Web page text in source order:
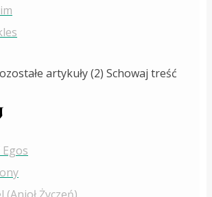
artykuły (2) Schowaj treść